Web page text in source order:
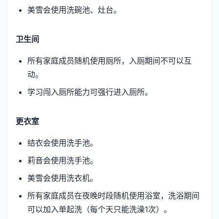
美雪会使用洗碗池、灶台。
卫生间
所有家庭成员随机使用厕所，入厕期间不可以互
动。
学习闯入厕所能力可强行进入厕所。
更衣室
结衣会使用洗手池。
莉音会使用洗手池。
美雪会使用洗衣机。
所有家庭成员在夜晚时段随机使用浴室，洗浴期间
可以加入单起洗（每个天只能洗澡1次）。